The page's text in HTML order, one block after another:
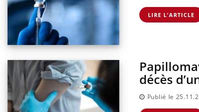
LIRE L'ARTICLE
décès
Publié le
Youtube
Carence en fer : comprendre pour
Youtube
Fatigue, irritabilité, brouillard mental ou
même alopécie… Les symptômes de la
carence en fer sont multiples ce qui la rend
...